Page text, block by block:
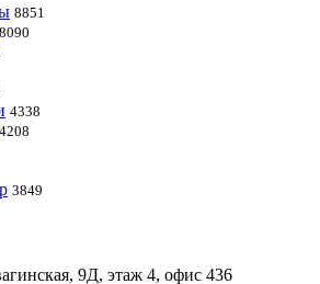
8851
8090
4338
4208
3849
9Д, этаж 4, офис 436